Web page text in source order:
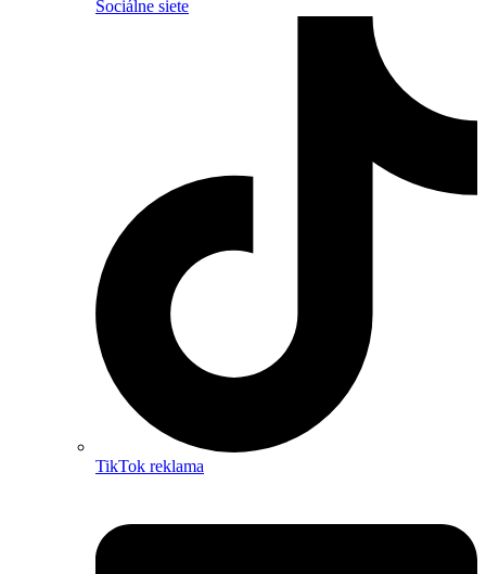
Sociálne siete
TikTok reklama